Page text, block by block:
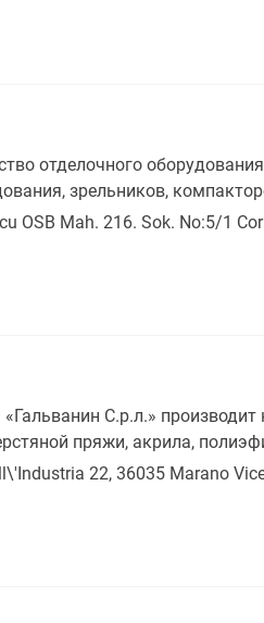
отделочного
зрельников,
OSB Mah. 216. Sok. No:5/1
С.р.л.»
пряжи, акрила,
22, 36035 Marano